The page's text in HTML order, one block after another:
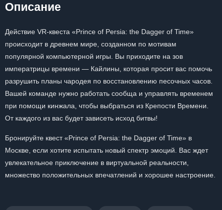
Описание
Действие VR-квеста «Prince of Persia: the Dagger of Time»
происходит в древнем мире, созданном по мотивам
популярной компьютерной игры. Вы приходите на зов
императрицы времени — Кайлины, которая просит вас помочь
разрушить планы чародея по восстановлению песочных часов.
Вашей команде нужно работать сообща и управлять временем
при помощи кинжала, чтобы выбраться из Крепости Времени.
От каждого из вас будет зависеть исход битвы!
Бронируйте квест «Prince of Persia: the Dagger of Time» в
Москве, если хотите испытать новый спектр эмоций. Вас ждет
увлекательное приключение в виртуальной реальности,
множество положительных впечатлений и хорошее настроение.